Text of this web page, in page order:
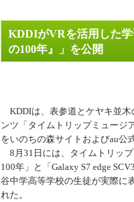
KDDIがVRを活用した
の100年』」を公開
KDDIは、表参道とケヤキ並木
ンツ「タイムトリップミュージ
をいのちの森サイトおよびau公
8月31日には、タイムトリッ
100年」と「Galaxy S7 edge
谷中学高等学校の生徒が実際に
れた。